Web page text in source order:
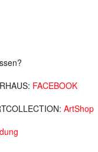
FACEBOOK
ArtShop